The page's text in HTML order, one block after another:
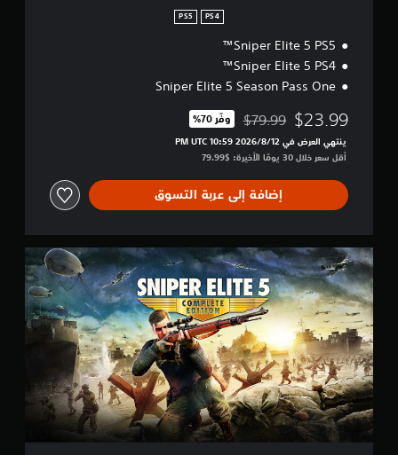
PS4
PS5
Sniper Elite 5 PS5™
Sniper Elite 5 PS4™
Sniper Elite 5 Season Pass One
$23.99 مخصوم من السعر الأصلي البالغ $79.99‏
$79.99 وفّر 70%‏
ينتهي العرض في 12‏/8‏/2026 10:59 PM UTC‏
أقل سعر خلال 30 يومًا الأخيرة: $79.99‏
إضافة إلى عربة التسوق
ا
ل
إ
ص
د
ا
ر
ا
ل
ك
ا
م
ل